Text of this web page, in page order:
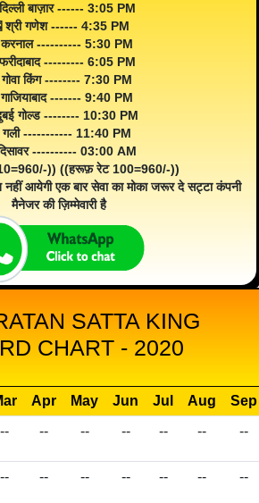
बाज़ार ------ 3:05 PM
श्री गणेश ------ 4:35 PM
---------- 5:30 PM
--------- 6:05 PM
किंग -------- 7:30 PM
------- 9:40 PM
गोल्ड -------- 10:30 PM
गली ----------- 11:40 PM
---------- 03:00 AM
)) ((हरूफ़ रेट 100=960/-))
आयेगी एक बार सेवा का मोका जरूर दे सट्टा कंपनी
मैनेजर की ज़िम्मेवारी है
SATTA KING
CHART - 2020
Apr May Jun Jul Aug
Sep
-- -- -- -- -- -- --
-- -- -- -- -- -- --